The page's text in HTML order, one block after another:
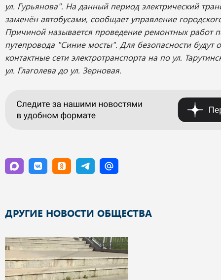
ул. Гурьянова". На данный период электрический
заменён автобусами, сообщает управление
Причиной называется проведение ремонтных работ
путепровода "Синие мосты". Для безопасности будут
контактные сети электротранспорта на по ул.
ул. Глаголева до ул. Зерновая.
ДРУГИЕ НОВОСТИ ОБЩЕСТВА